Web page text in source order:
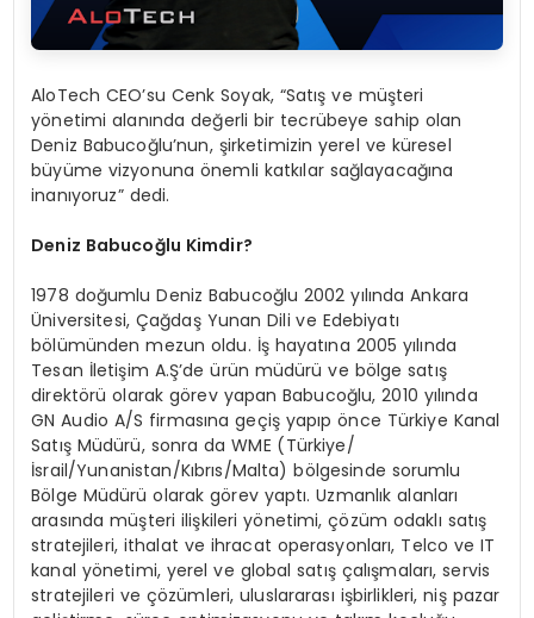
AloTech CEO’su Cenk Soyak, “Satış ve müşteri
yönetimi alanında değerli bir tecrübeye sahip olan
Deniz Babucoğlu’nun, şirketimizin yerel ve küresel
büyüme vizyonuna önemli katkılar sağlayacağına
inanıyoruz” dedi.
Deniz Babucoğlu Kimdir?
1978 doğumlu Deniz Babucoğlu 2002 yılında Ankara
Üniversitesi, Çağdaş Yunan Dili ve Edebiyatı
bölümünden mezun oldu. İş hayatına 2005 yılında
Tesan İletişim A.Ş’de ürün müdürü ve bölge satış
direktörü olarak görev yapan Babucoğlu, 2010 yılında
GN Audio A/S firmasına geçiş yapıp önce Türkiye Kanal
Satış Müdürü, sonra da WME (Türkiye/
İsrail/Yunanistan/Kıbrıs/Malta) bölgesinde sorumlu
Bölge Müdürü olarak görev yaptı. Uzmanlık alanları
arasında müşteri ilişkileri yönetimi, çözüm odaklı satış
stratejileri, ithalat ve ihracat operasyonları, Telco ve IT
kanal yönetimi, yerel ve global satış çalışmaları, servis
stratejileri ve çözümleri, uluslararası işbirlikleri, niş pazar